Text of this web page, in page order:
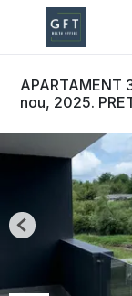
APARTAMENT
nou, 2025.
Previous